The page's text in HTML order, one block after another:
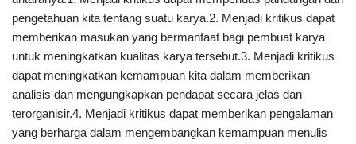
pengetahuan kita tentang suatu karya.2. Menjadi kritikus dapat
memberikan masukan yang bermanfaat bagi pembuat karya
untuk meningkatkan kualitas karya tersebut.3. Menjadi kritikus
dapat meningkatkan kemampuan kita dalam memberikan
analisis dan mengungkapkan pendapat secara jelas dan
terorganisir.4. Menjadi kritikus dapat memberikan pengalaman
yang berharga dalam mengembangkan kemampuan menulis